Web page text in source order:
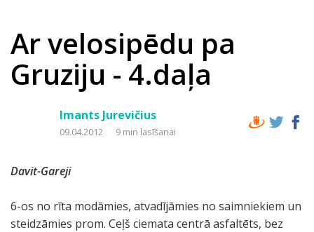
Ar velosipēdu pa
Gruziju - 4.daļa
Imants Jurevičius
09.04.2012 9 min lasīšanai
Davit-Gareji
6-os no rīta modāmies, atvadījāmies no saimniekiem un
steidzāmies prom. Ceļš ciemata centrā asfaltēts, bez